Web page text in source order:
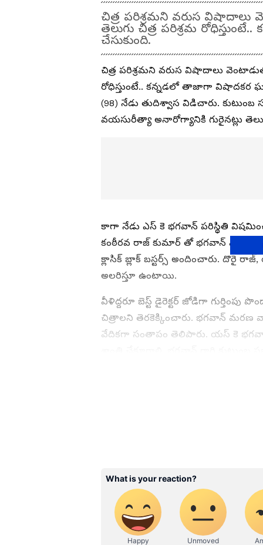
చిత్ర పరిశ్రమని వరుస
తెలుగు చిత్ర పరిశ్రమ
చేసుకుంది.
చిత్ర పరిశ్రమని వరుస విషాదాలు
రోధిస్తుంటే.. కన్నడలో తాజాగా విషాదకర
(98) నేడు తుదిశ్వాస విడిచారు.
వయసురీత్యా అనారోగ్యానికి గురైనట్లు
కాగా నేడు ఎస్ కె భగవాన్ పరిస్థితి
కంఠీరవ రాజ్ కుమార్ తో భగవాన్ ఎక్కువ
క్లాసిక్ బ్లాక్ బస్టర్స్ అందించారు. దొరై
అలరిస్తూ ఉంటాయి.
వీళిద్దరూ బెస్ట్ డైరెక్టర్ జోడిగా
చిత్రాలని తెరకెక్కించారు. భగవాన్ మరణ
వేదికగా సంతాపం తెలిపారు. యస్ కె